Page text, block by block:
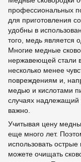
профессиональных
для приготовления
удобны в
того, медь является
Многие медные
нержавеющей стали
несколько менее
повреждениям и,
медью и кислотами
случаях надлежащий
важно.
Учитывая цену
еще много лет.
использовать
можете очищать